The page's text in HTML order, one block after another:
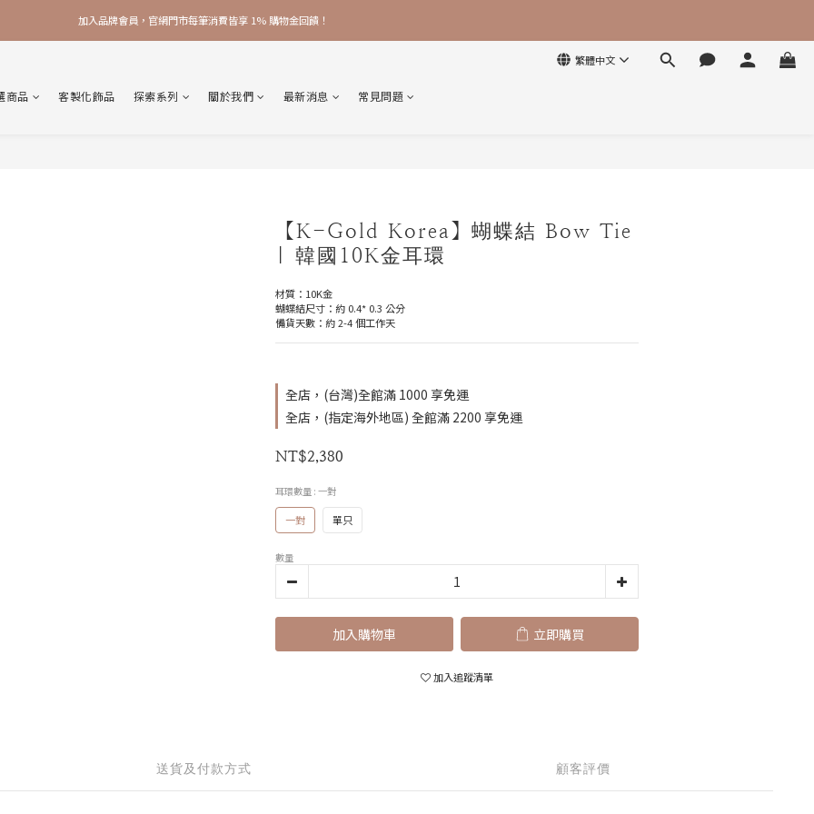
加入品牌會員，官網門市每筆消費皆享 1% 購物金回饋！
加入品牌會員，官網門市每筆消費皆享 1% 購物金回饋！
加入品牌會員，官網門市每筆消費皆享 1% 購物金回饋！
繁體中文
商品 客製化飾品 探索系列 關於我們 最新消息 常見問題
【K-Gold Korea】蝴蝶結 Bow Tie
| 韓國10K金耳環
材質：10K金
蝴蝶結尺寸：約 0.4* 0.3 公分
備貨天數：約 2-4 個工作天
全店，(台灣)全館滿 1000 享免運
全店，(指定海外地區) 全館滿 2200 享免運
NT$2,380
耳環數量 : 一對
一對 單只
數量
加入購物車 立即購買
加入追蹤清單
送貨及付款方式 顧客評價